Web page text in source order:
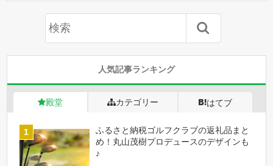
人気記事ランキング
殿堂 カテゴリー はてブ
ふるさと納税ゴルフクラブの返礼品まと
め！丸山茂樹プロデュースのデザインも
♪